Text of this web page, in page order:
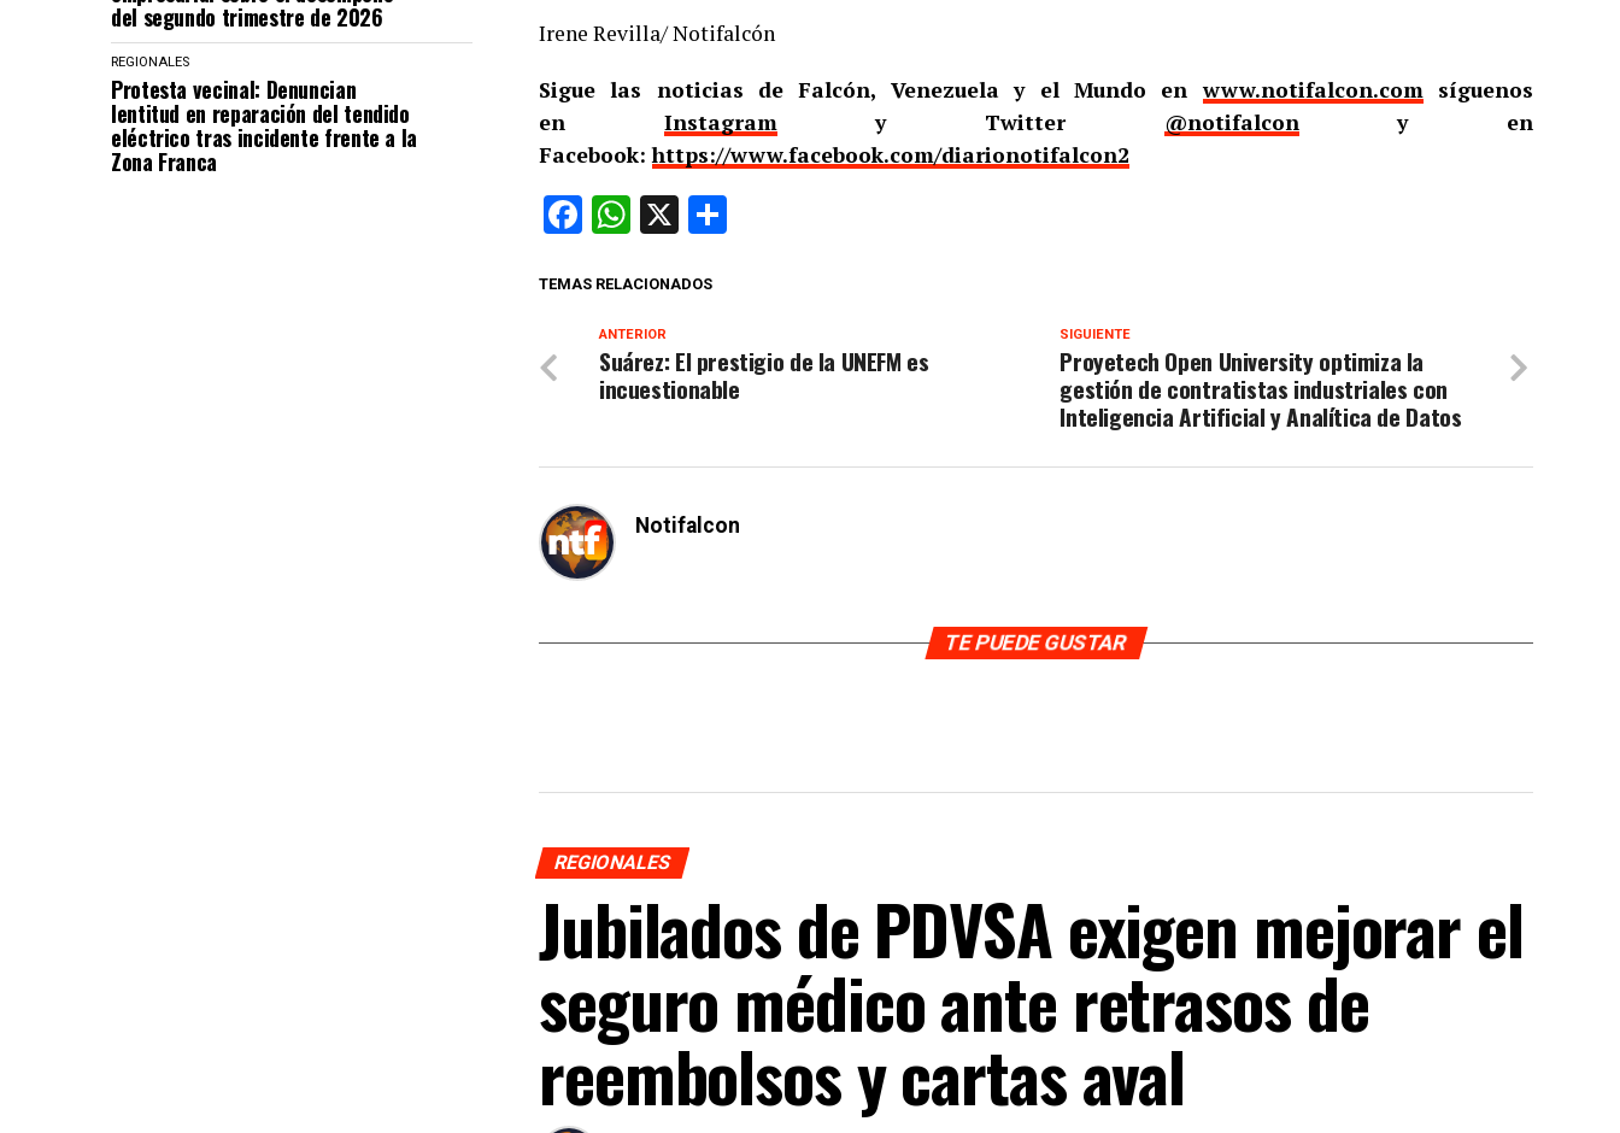
del segundo trimestre de 2026
REGIONALES
Protesta vecinal: Denuncian
lentitud en reparación del tendido
eléctrico tras incidente frente a la
Zona Franca
Irene Revilla/ Notifalcón
Sigue las noticias de Falcón, Venezuela y el Mundo enwww.notifalcon.comsíguenos
en Instagramy Twitter @notifalcony en
Facebook:https://www.facebook.com/diarionotifalcon2
Facebook
WhatsApp
X
TEMAS RELACIONADOS
SIGUIENTE
Proyetech Open University optimiza la
gestión de contratistas industriales con
Inteligencia Artificial y Analítica de Datos
ANTERIOR
Suárez: El prestigio de la UNEFM es
incuestionable
Notifalcon
TE PUEDE GUSTAR
REGIONALES
Jubilados de PDVSA exigen mejorar el
seguro médico ante retrasos de
reembolsos y cartas aval